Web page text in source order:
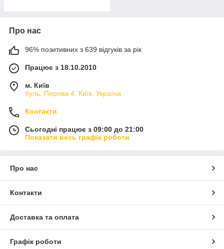
Про нас
96% позитивних з 639 відгуків за рік
Працює з 18.10.2010
м. Київ
буль. Перова 4, Київ, Україна
Контакти
Сьогодні працює з 09:00 до 21:00
Показати весь графік роботи
Про нас
Контакти
Доставка та оплата
Графік роботи